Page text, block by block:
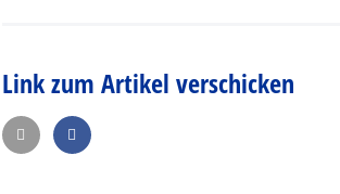
Link zum Artikel verschicken